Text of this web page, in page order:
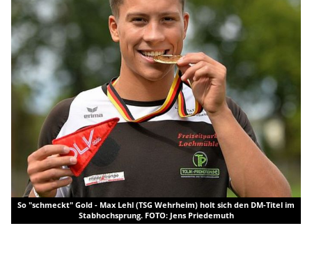
So "schmeckt" Gold - Max Lehl (TSG Wehrheim) holt sich den DM-Titel im
Stabhochsprung. FOTO: Jens Priedemuth